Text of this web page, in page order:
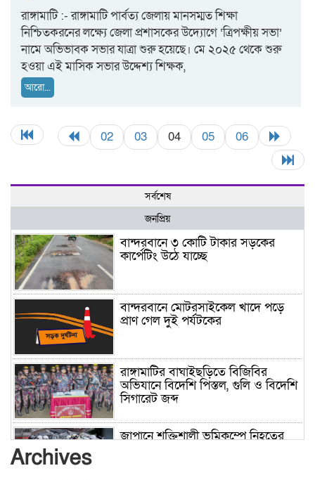
রাঙ্গামাটি :- রাঙ্গামাটি পার্বত্য জেলায় মানসম্মত শিক্ষা
নিশ্চিতকরনের লক্ষ্যে জেলা প্রশাসকের উদ্যোগে ‘ত্রিপক্ষীয় সভা’
নামে অভিভাবক সভার যাত্রা শুরু হয়েছে। মে ২০২৫ থেকে শুরু
হওয়া এই মাসিক সভার উদ্দেশ্য শিক্ষক,
আরো...
02 03 04 05 06
সর্বশেষ
জনপ্রিয়
বান্দরবানে ৩ কোটি টাকার সড়কের
কার্পেটিং উঠে যাচ্ছে
বান্দরবানে মোটরসাইকেল খাদে পড়ে
প্রাণ গেল দুই পর্যটকের
রাঙ্গামাটির বাঘাইছড়িতে বিজিবির
অভিযানে বিদেশি পিস্তল, গুলি ও বিদেশি
সিগারেট জব্দ
জাপানে শক্তিশালী ভূমিকম্পে নিহতের
Archives